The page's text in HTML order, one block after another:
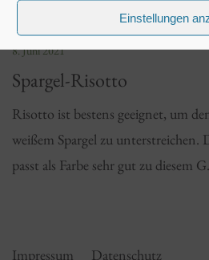
Einstellungen
8. Juni 2021
Spargel-Risotto
Risotto ist bestens geeignet, um
weißem Spargel zu unterstreichen.
passt als Farbe sehr gut zu diesem
Impressum Datenschutz